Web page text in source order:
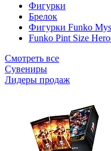
Фигурки
Брелок
Фигурки Funko
Funko Pint Size
Смотреть все
Сувениры
Лидеры продаж